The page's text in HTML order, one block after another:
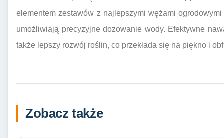
elementem zestawów z najlepszymi wężami
umożliwiają precyzyjne dozowanie wody. Efektywne
także lepszy rozwój roślin, co przekłada się na piękno i
Zobacz także